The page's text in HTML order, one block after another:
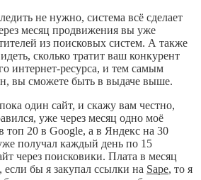
не нужно, система всё сделает
месяц продвижения вы уже
из поисковых систем. А также
сколько тратит ваш конкурент
интернет-ресурса, и тем самым
вы сможете быть в выдаче выше.
один сайт, и скажу вам честно,
уже через месяц одно моё
топ 20 в Google, а в Яндекс на 30
получал каждый день по 15
через поисковики. Плата в месяц
если бы я закупал ссылки на Sape, то я